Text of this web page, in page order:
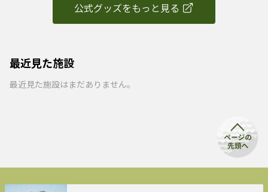
公式グッズをもっと見る
最近見た施設
最近見た施設はまだありません。